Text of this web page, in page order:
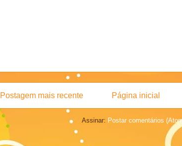
Postagem mais recente Página inicial
Assinar: Postar comentários